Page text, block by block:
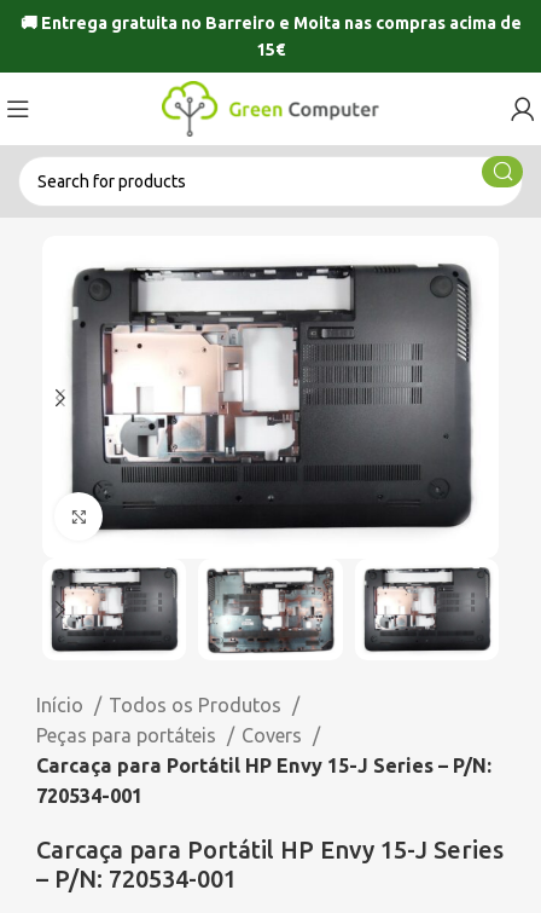
🚚 Entrega gratuita no Barreiro e Moitanas compras acima de
15€
Click to enlarge
Início
Todos os Produtos
Peças para portáteis
Covers
Carcaça para Portátil HP Envy 15-J Series – P/N:
720534-001
Carcaça para Portátil HP Envy 15-J Series
– P/N: 720534-001